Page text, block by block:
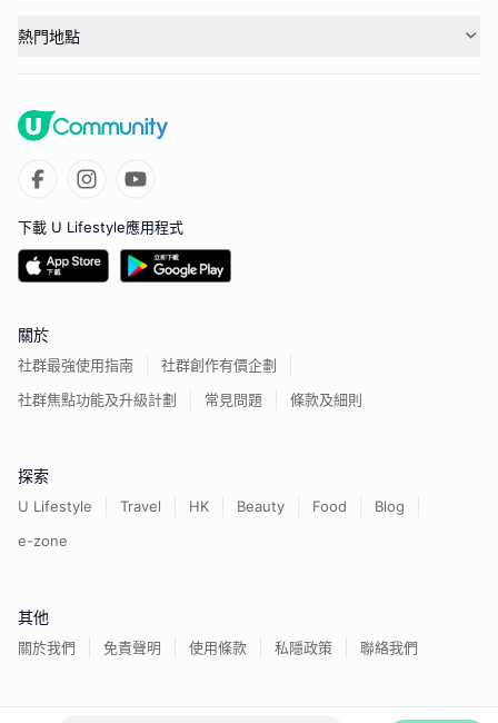
熱門地點
下載 U Lifestyle應用程式
關於
社群最強使用指南
社群創作有價企劃
社群焦點功能及升級計劃
常見問題 條款及細則
探索
U Lifestyle Travel HK Beauty Food
Blog
e-zone
其他
關於我們 免責聲明 使用條款 私隱政策 聯絡我們